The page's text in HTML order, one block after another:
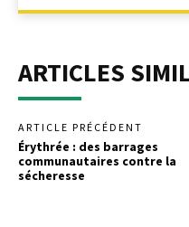
ARTICLES
ARTICLE PRÉCÉDENT
Érythrée : des barrages
communautaires contre la
sécheresse